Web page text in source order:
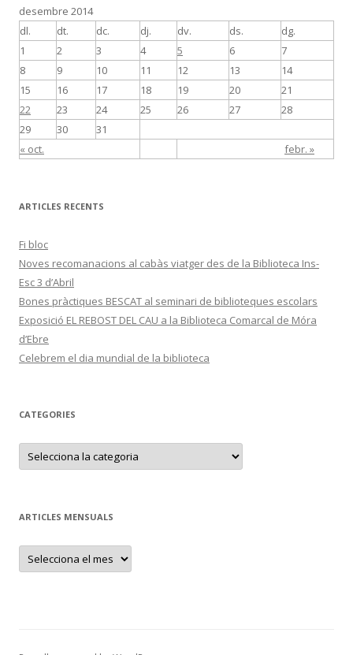
desembre 2014
dl.
dt. dc. dj. dv. ds. dg.
« oct. febr. »
1 2 3 4 5 6
7
8
9 10 11 12 13
14
15
16 17 18 19 20
21
22
23 24 25 26 27
28
29
30 31
ARTICLES RECENTS
Fi bloc
Noves recomanacions al cabàs viatger des de la Biblioteca Ins-
Esc 3 d’Abril
Bones pràctiques BESCAT al seminari de biblioteques escolars
Exposició EL REBOST DEL CAU a la Biblioteca Comarcal de Móra
d’Ebre
Celebrem el dia mundial de la biblioteca
CATEGORIES
C
t
r
i
s
ARTICLES MENSUALS
A
t